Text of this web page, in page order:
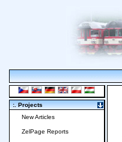
:. Projects
New Articles
ZelPage Reports